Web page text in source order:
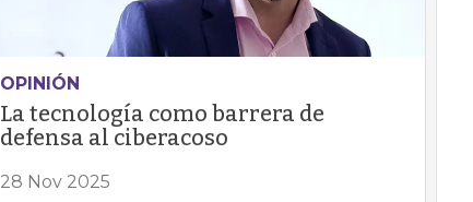
OPINIÓN
La tecnología como barrera de
defensa al ciberacoso
28 Nov 2025